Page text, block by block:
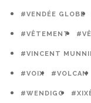
#VENDÉE GLOBE
#VÊTEMENT
#VINCENT
#VOIX #VOLCAN
#WENDIGO